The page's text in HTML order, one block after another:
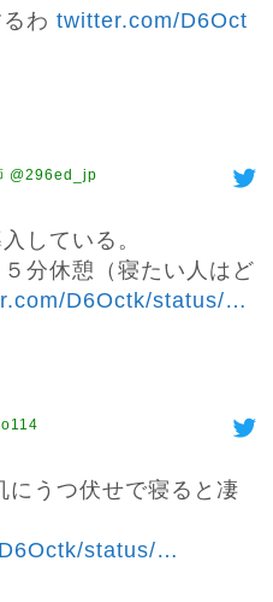
わ twitter.com/D6Oct
@296ed_jp
している。
分休憩（寝たい人はど
D6Octk/status/…
にうつ伏せで寝ると凄
status/…